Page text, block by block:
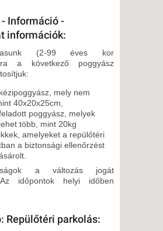
04., SZERDA
06., PÉNTEK
Információ -
információk:
(2-99 éves kor
a következő poggyász
mely nem
40x20x25cm,
poggyász, melyek
több, mint 20kg
amelyeket a repülőtéri
a biztonsági ellenőrzést
a változás jogát
időpontok helyi időben
Repülőtéri parkolás: